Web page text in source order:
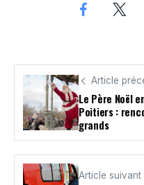
Article
Le Père Noël
Poitiers :
grands
Article suivant